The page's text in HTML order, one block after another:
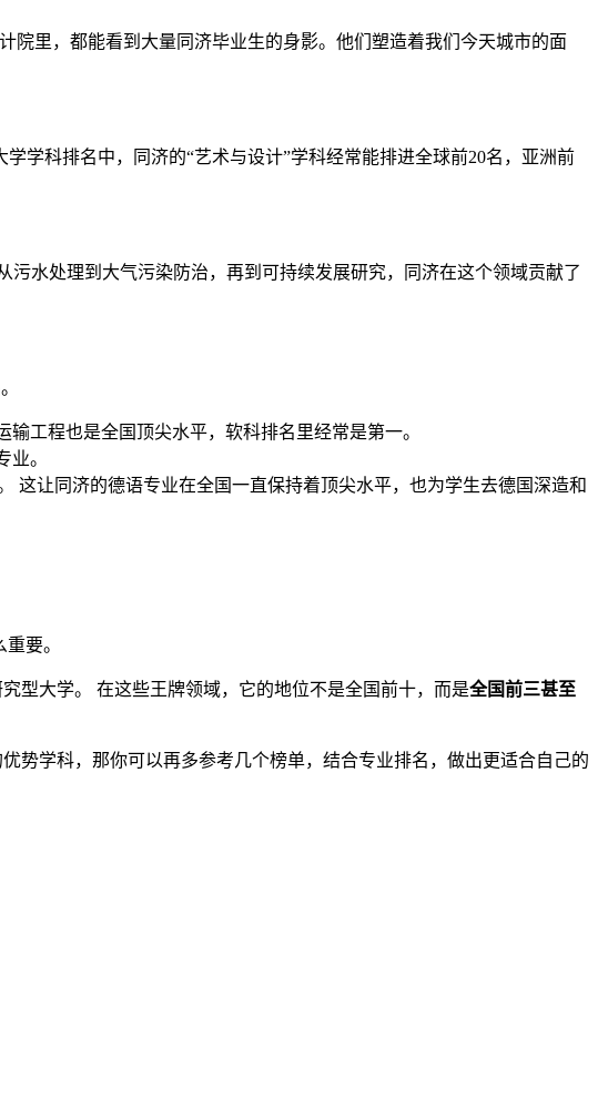
院里，都能看到大量同济毕业生的身影。他们塑造着我们今天城市的面
学科排名中，同济的“艺术与设计”学科经常能排进全球前20名，亚洲前
水处理到大气污染防治，再到可持续发展研究，同济在这个领域贡献了
工程也是全国顶尖水平，软科排名里经常是第一。
。
这让同济的德语专业在全国一直保持着顶尖水平，也为学生去德国深造和
要。
型大学。 在这些王牌领域，它的地位不是全国前十，而是全国前三甚至
势学科，那你可以再多参考几个榜单，结合专业排名，做出更适合自己的